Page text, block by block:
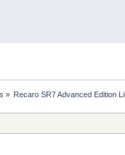
» Recaro SR7 Advanced Edition